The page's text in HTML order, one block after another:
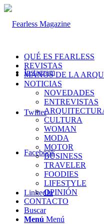
Instagram
Twitter
Facebook
LinkedIn
QUÉ ES FEARLESS
REVISTAS
MANOS DE LA
NOTICIAS
NOVEDADES
ENTREVISTAS
CULTURA
WOMAN
MODA
MOTOR
BUSINESS
TRAVELER
FOODIES
LIFESTYLE
OPINIÓN
CONTACTO
Buscar
Menú Menú